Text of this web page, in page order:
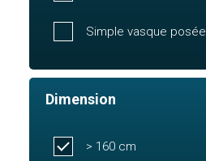
Simple vasque posée
Dimension
> 160 cm